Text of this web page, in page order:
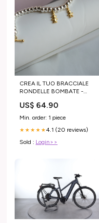
CREA IL TUO BRACCIALE
RONDELLE BOMBATE -
US$ 64.90
Min. order: 1 piece
★★★★★4.1 (20 reviews)
Sold : Login>>